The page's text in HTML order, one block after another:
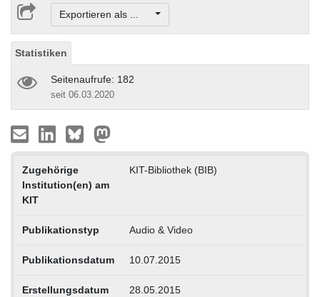
Exportieren als ...
Statistiken
Seitenaufrufe: 182
seit 06.03.2020
Zugehörige
Institution(en) am
KIT
KIT-Bibliothek (BIB)
Publikationstyp Audio & Video
Publikationsdatum 10.07.2015
Erstellungsdatum 28.05.2015